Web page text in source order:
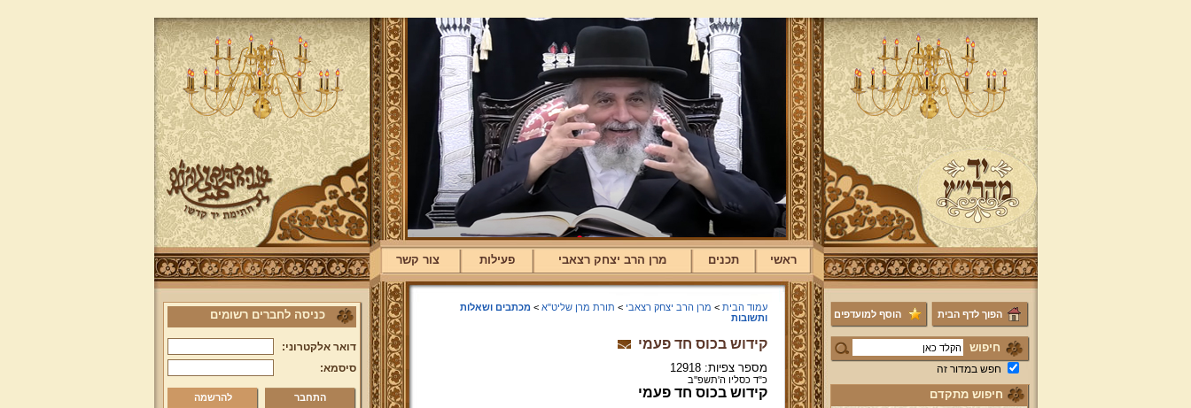
ראשי תכנים מרן הרב יצחק רצאבי פעילות צור קשר
הפוך לדף הבית הוסף למועדפים
חיפוש
חפש במדור זה
חיפוש מתקדם
עמוד הבית > מרן הרב יצחק רצאבי > תורת מרן שליט"א >מכתבים ושאלות
ותשובות
קידוש בכוס חד פעמי
מספר צפיות: 12918
כ"ד כסליו ה'תשפ''ב
קידוש בכוס חד פעמי
כניסה לחברים רשומים
דואר אלקטרוני:
סיסמא:
להרשמה